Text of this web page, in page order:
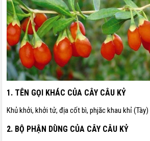
1. TÊN GỌI KHÁC CỦA CÂY CÂU KỶ
Khủ khởi, khởi tử, địa cốt bì, phjăc khau khỉ (Tày)
2. BỘ PHẬN DÙNG CỦA CÂY CÂU KỶ